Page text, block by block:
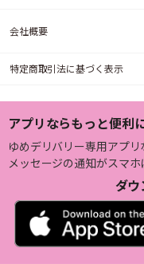
会社概要
特定商取引法に基づく表示
アプリならもっと便利
ゆめデリバリー専用アプリ
メッセージの通知がスマホ
ダウ